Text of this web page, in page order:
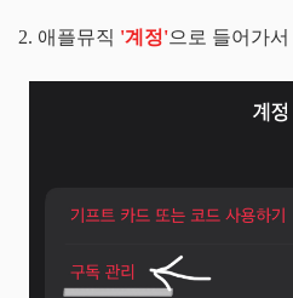
2. 애플뮤직 '계정'으로 들어가서